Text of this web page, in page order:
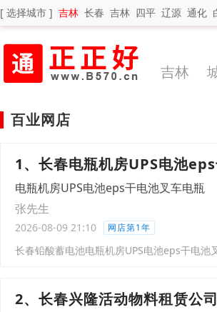
[ 选择城市 ] 吉林 长春 吉林 四平 辽源 通化
吉林
百业网店
1、长春电瓶机房UPS电池
电瓶机房UPS电池eps干电池叉车电瓶
张先生
2026-08-09 21:10 网店第1年
长春铅酸蓄电池电瓶机房UPS电池eps干电池‌‌‌‌‌‌
2、长春兴隆活动物料租赁公司